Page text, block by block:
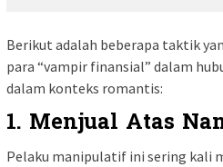
Berikut adalah beberapa taktik
para “vampir finansial” dalam
dalam konteks romantis:
1. Menjual Atas
Pelaku manipulatif ini sering kali